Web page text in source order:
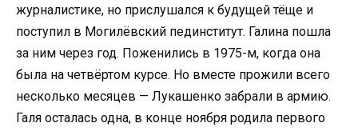
журналистике, но прислушался к будущей тёще и
поступил в Могилёвский пединститут. Галина пошла
за ним через год. Поженились в 1975-м, когда она
была на четвёртом курсе. Но вместе прожили всего
несколько месяцев — Лукашенко забрали в армию.
Галя осталась одна, в конце ноября родила первого